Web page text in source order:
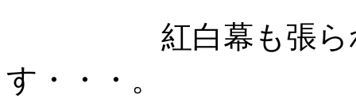
紅白幕も張られて
す・・・。